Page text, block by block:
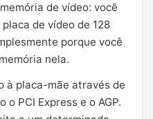
de vídeo: você
de vídeo de 128
porque você
nela.
à placa-mãe através de
o PCI Express e o AGP.